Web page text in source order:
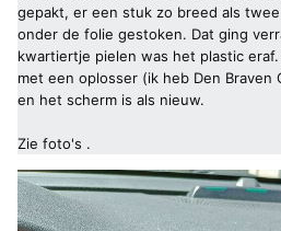
gepakt, er een stuk zo breed als
onder de folie gestoken. Dat ging
kwartiertje pielen was het plastic
met een oplosser (ik heb Den Braven
en het scherm is als nieuw.
Zie foto's .